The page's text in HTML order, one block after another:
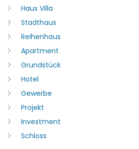
Haus Villa
Stadthaus
Reihenhaus
Apartment
Grundstück
Hotel
Gewerbe
Projekt
Investment
Schloss